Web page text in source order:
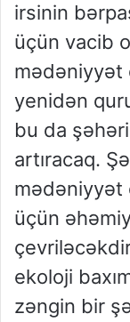
irsinin
üçün vacib
mədəniyyət
yenidən
bu da
artıracaq.
mədəniyyət
üçün
ekoloji
zəngin bir